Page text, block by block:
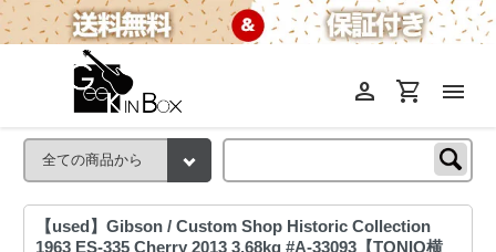
menu
shopping_cart
person
【used】Gibson / Custom Shop Historic Collection
1963 ES-335 Cherry 2013 3,68kg #A-33093【TONIQ横